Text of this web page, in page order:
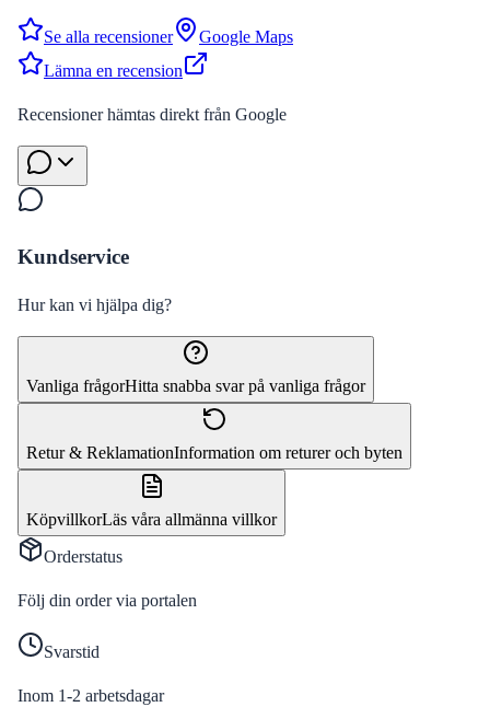
Se alla recensioner
Google Maps
Lämna en recension
Recensioner hämtas direkt från Google
Kundservice
Hur kan vi hjälpa dig?
Vanliga frågorHitta snabba svar på vanliga frågor
Retur & ReklamationInformation om returer och byten
KöpvillkorLäs våra allmänna villkor
Orderstatus
Följ din order via portalen
Svarstid
Inom 1-2 arbetsdagar